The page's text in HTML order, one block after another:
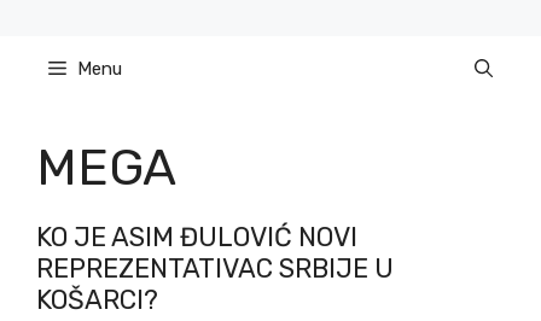
content Menu
MEGA
KO JE ASIM ĐULOVIĆ NOVI
REPREZENTATIVAC SRBIJE U
KOŠARCI?